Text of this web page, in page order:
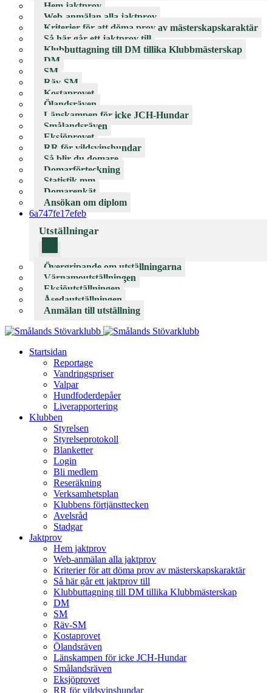
Hem jaktprov
Web-anmälan alla jaktprov
Kriterier för att döma prov av mästerskapskaraktär
Så här går ett jaktprov till
Klubbuttagning till DM tillika Klubbmästerskap
DM
SM
Räv-SM
Kostaprovet
Ölandsräven
Länskampen för icke JCH-Hundar
Smålandsräven
Eksjöprovet
RR för vildsvinshundar
Så blir du domare
Domarförteckning
Statistik mm
Domarenkät
Ansökan om diplom
6a747fe17efeb
Utställningar
Övergripande om utställningarna
Värnamoutställningen
Eksjöutställningen
Åsedautställningen
Anmälan till utställning
Startsidan
Reportage
Vandringspriser
Valpar
Hundfoderdepåer
Liverapportering
Klubben
Styrelsen
Styrelseprotokoll
Blanketter
Login
Bli medlem
Reseräkning
Verksamhetsplan
Klubbens förtjänsttecken
Avelsråd
Stadgar
Jaktprov
Hem jaktprov
Web-anmälan alla jaktprov
Kriterier för att döma prov av mästerskapskaraktär
Så här går ett jaktprov till
Klubbuttagning till DM tillika Klubbmästerskap
DM
SM
Räv-SM
Kostaprovet
Ölandsräven
Länskampen för icke JCH-Hundar
Smålandsräven
Eksjöprovet
RR för vildsvinshundar